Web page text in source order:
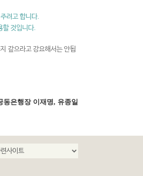
려고 합니다.
할 것입니다.
갚으라고 강요해서는 안됩
동은행장 이재명, 유종일